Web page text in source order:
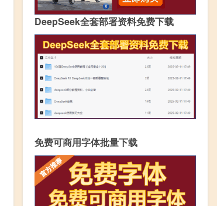
DeepSeek全套部署资料免费下载
免费可商用字体批量下载